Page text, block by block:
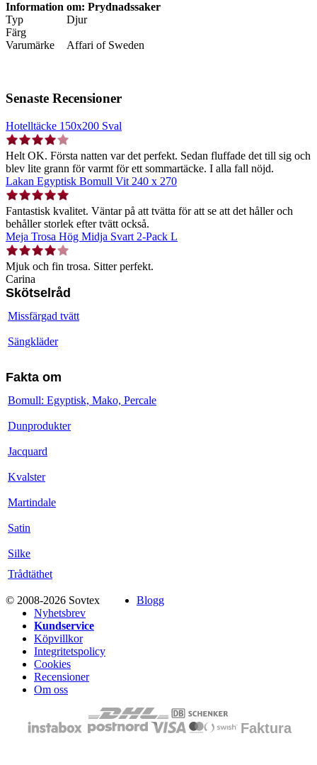
Information om: Prydnadssaker
Typ
Djur
Färg
Varumärke
Affari of Sweden
Senaste Recensioner
Hotelltäcke 150x200 Sval
Helt OK. Första natten var det perfekt. Sedan fluffade det till sig och
blev lite grann för varmt för ett sommartäcke. I alla fall nöjd.
Lakan Egyptisk Bomull Vit 240 x 270
Fantastisk kvalitet. Väntar på att tvätta för att se att det håller och
behåller storlek efter tvätt också.
Meja Trosa Hög Midja Svart 2-Pack L
Mjuk och fin trosa. Sitter perfekt.
Carina
Skötselråd
Missfärgad tvätt
Sängkläder
Fakta om
Bomull: Egyptisk, Mako, Percale
Dunprodukter
Jacquard
Kvalster
Martindale
Satin
Silke
Trådtäthet
© 2008-2026 Sovtex
Blogg
Nyhetsbrev
Kundservice
Köpvillkor
Integritetspolicy
Cookies
Recensioner
Om oss